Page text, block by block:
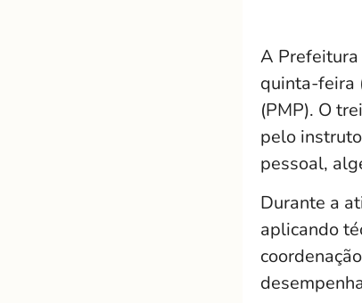
A Prefeitura
quinta-feira
(PMP). O
pelo
pessoal,
Durante a
aplicando